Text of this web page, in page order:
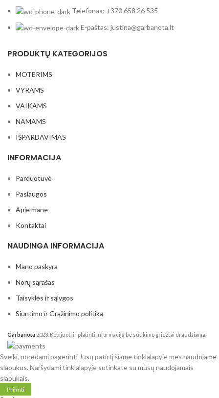
Telefonas: +370 658 26 535
E-paštas: justina@garbanota.lt
PRODUKTŲ KATEGORIJOS
MOTERIMS
VYRAMS
VAIKAMS
NAMAMS
IŠPARDAVIMAS
INFORMACIJA
Parduotuvė
Paslaugos
Apie mane
Kontaktai
NAUDINGA INFORMACIJA
Mano paskyra
Norų sąrašas
Taisyklės ir sąlygos
Siuntimo ir Grąžinimo politika
Garbanota 2023. Kopijuoti ir platinti informaciją be sutikimo griežtai draudžiama.
Sveiki, norėdami pagerinti Jūsų patirtį šiame tinklalapyje mes naudojame
slapukus. Naršydami tinklalapyje sutinkate su mūsų naudojamais
slapukais.
Priimti